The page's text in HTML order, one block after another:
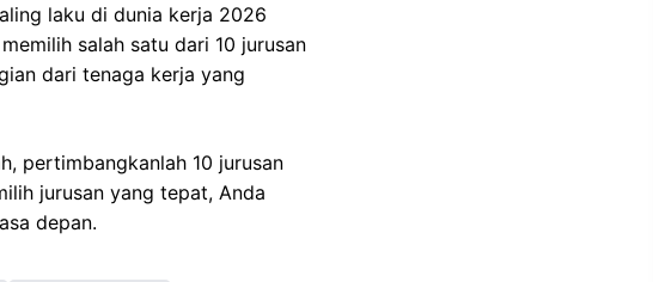
laku di dunia kerja 2026
salah satu dari 10 jurusan
dari tenaga kerja yang
pertimbangkanlah 10 jurusan
jurusan yang tepat, Anda
depan.